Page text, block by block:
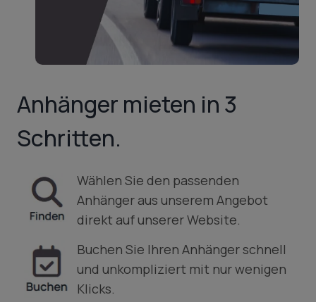
Anhänger mieten in 3
Schritten.
Wählen Sie den passenden
Anhänger aus unserem Angebot
direkt auf unserer Website.
Buchen Sie Ihren Anhänger schnell
und unkompliziert mit nur wenigen
Klicks.